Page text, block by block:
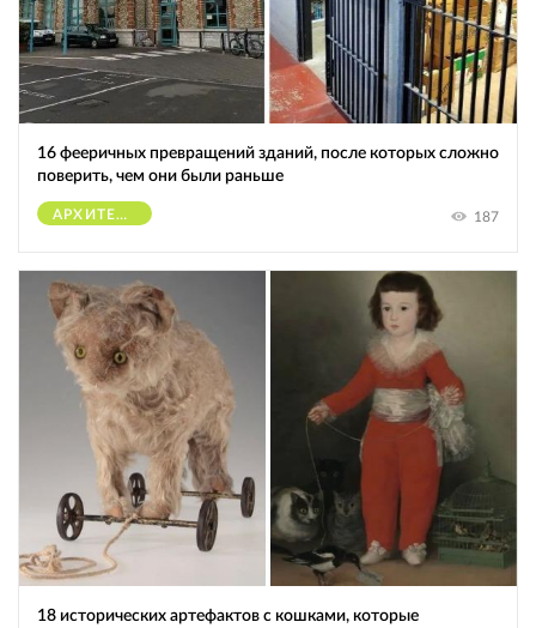
16 фееричных превращений зданий, после которых сложно
поверить, чем они были раньше
АРХИТЕКТУРА 187
18 исторических артефактов с кошками, которые